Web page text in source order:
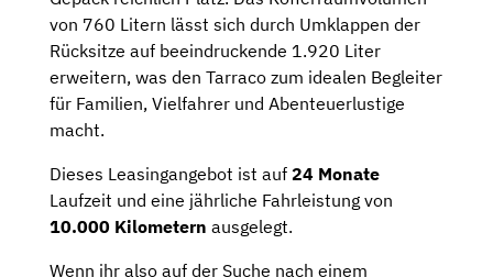
von 760 Litern lässt sich durch Umklappen der
Rücksitze auf beeindruckende 1.920 Liter
erweitern, was den Tarraco zum idealen Begleiter
für Familien, Vielfahrer und Abenteuerlustige
macht.
Dieses Leasingangebot ist auf 24 Monate
Laufzeit und eine jährliche Fahrleistung von
10.000 Kilometern ausgelegt.
Wenn ihr also auf der Suche nach einem